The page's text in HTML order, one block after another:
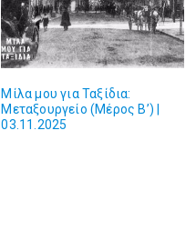
Μίλα μου για Ταξίδια:
Μεταξουργείο (Μέρος Β’) |
03.11.2025